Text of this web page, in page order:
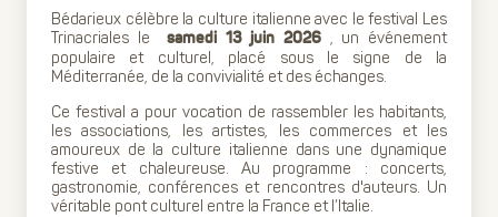
Bédarieux célèbre la culture italienne avec le festival Les
Trinacriales le
samedi 13 juin 2026 , un événement
populaire et culturel, placé sous le signe de la
Méditerranée, de la convivialité et des échanges.
Ce festival a pour vocation de rassembler les habitants,
les associations, les artistes, les commerces et les
amoureux de la culture italienne dans une dynamique
festive et chaleureuse. Au programme : concerts,
gastronomie, conférences et rencontres d'auteurs. Un
véritable pont culturel entre la France et l’Italie.